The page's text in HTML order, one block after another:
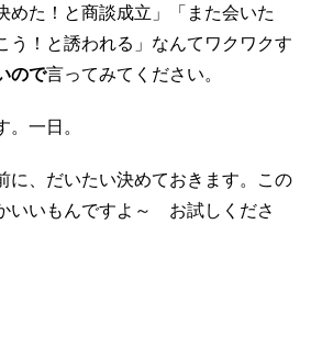
めた！と商談成立」「また会いた
！と誘われる」なんてワクワクす
ので言ってみてください。
。一日。
に、だいたい決めておきます。この
いいもんですよ～ お試しくださ